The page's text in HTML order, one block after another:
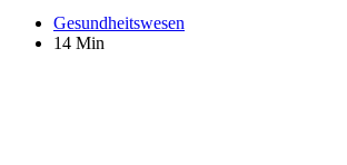
Gesundheitswesen
14 Min